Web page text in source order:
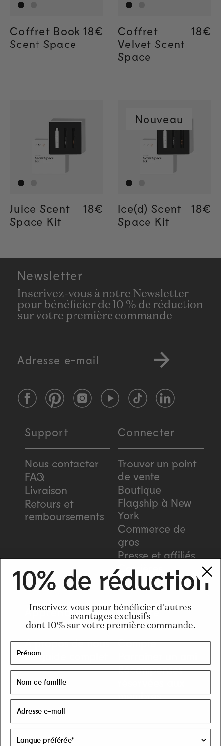
Coffret Book
Scent Space
Regular price
18€
Regular price
18€
Coffret
Velvet Scent
Space
18€
18€
Juice Scent
Space Kit
Regular price
18€
Regular price
18€
Nouveau
Ice(d) Scent
Space Kit
18€
18€
Newsletter
Inscrivez-vous à notre Newsletter
pour bénéficier de 10 % de réduction
sur votre première commande
Adresse e-mail
FacebookPinterestInstagramYouTubeTikTokLinkedIn
Support
Nous contacter
FAQ
Livraison
Retours et
remboursements
Connecter
Trouver un point
de vente
Boutique
Flagship à New
York
Commerce de
gros
Presse et affiliés
Carrières
Événements
Apprendre
A propos de nous
Le guide complet
Compte
Compte
Récompenses
membres
10% de réduction
Inscrivez-vous pour bénéficier d'autres
avantages exclusifs
dont 10% sur votre première commande.